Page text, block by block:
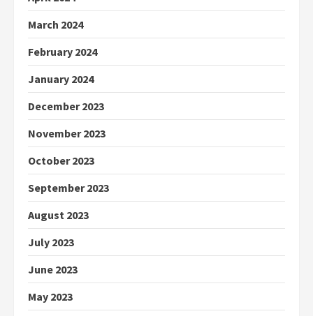
March 2024
February 2024
January 2024
December 2023
November 2023
October 2023
September 2023
August 2023
July 2023
June 2023
May 2023